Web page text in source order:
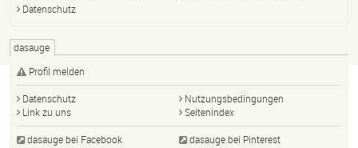
Datenschutz
dasauge
Profil melden
Datenschutz
Nutzungsbedingungen
Link zu uns
Seitenindex
dasauge bei Facebook dasauge bei Pinterest